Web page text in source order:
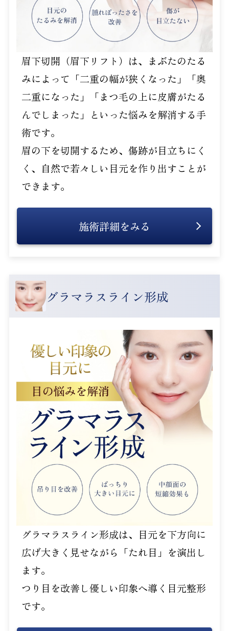
眉下切開（眉下リフト）は、まぶたのたる
みによって「二重の幅が狭くなった」「奥
二重になった」「まつ毛の上に皮膚がたる
んでしまった」といった悩みを解消する手
術です。
眉の下を切開するため、傷跡が目立ちにく
く、自然で若々しい目元を作り出すことが
できます。
施術詳細をみる
グラマラスライン形成
グラマラスライン形成は、目元を下方向に
広げ大きく見せながら「たれ目」を演出し
ます。
つり目を改善し優しい印象へ導く目元整形
です。